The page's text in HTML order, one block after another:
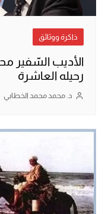
ذاكرة ووثائق
الأديب السّفير
رحيله العاشرة
د. محمد محمد الخطابي